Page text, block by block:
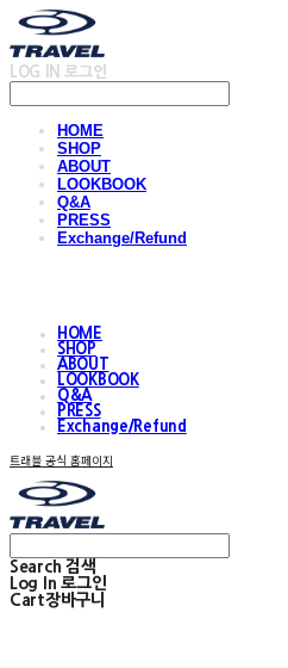
LOG IN 로그인
HOME
SHOP
ABOUT
LOOKBOOK
Q&A
PRESS
Exchange/Refund
HOME
SHOP
ABOUT
LOOKBOOK
Q&A
PRESS
Exchange/Refund
트래블 공식 홈페이지
Search 검색
Log In 로그인
Cart장바구니